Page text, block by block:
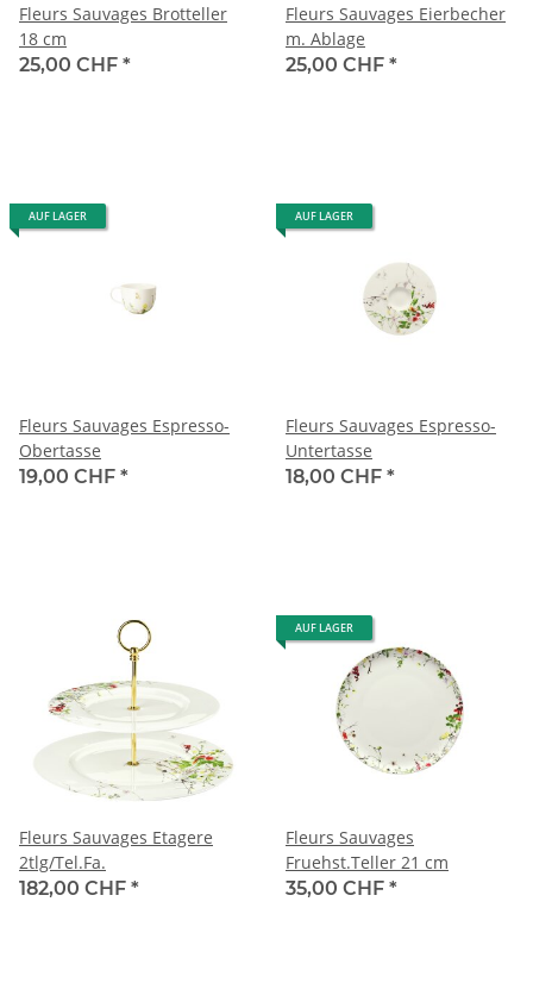
Fleurs Sauvages Brotteller
18 cm
25,00 CHF *
Fleurs Sauvages Eierbecher
m. Ablage
25,00 CHF *
AUF LAGER
Fleurs Sauvages Espresso-
Obertasse
19,00 CHF *
AUF LAGER
Fleurs Sauvages Espresso-
Untertasse
18,00 CHF *
Fleurs Sauvages Etagere
2tlg/Tel.Fa.
182,00 CHF *
AUF LAGER
Fleurs Sauvages
Fruehst.Teller 21 cm
35,00 CHF *